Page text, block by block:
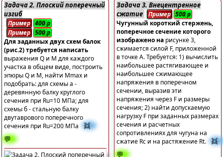
Задача 2. Плоский поперечный
изгиб
Пример 400р
Пример 500р
Для заданных двух схем балок
(рис.2) требуется написать
выражения Q и M для каждого
участка в общем виде, построить
эпюры Q и M, найти Mmax и
подобрать: для схемы а -
деревянную балку круглого
сечения при Ru=10 МПа; для
схемы б - стальную балку
двутаврового поперечного
сечения при Ru=200 МПа
👯
💬
Задача 3. Внецентренное
сжатие
Пример 500р
Чугунный короткий стержень,
поперечное сечение которого
изображено на рисунке 3,
сжимается силой F, приложенной
в точке А. Требуется: 1) вычислить
наибольшее растягивающее и
наибольшее сжимающее
напряжения в поперечном
сечении, выразив эти
напряжения через F и размеры
сечения; 2) найти допускаемую
нагрузку F при заданных размерах
сечения и расчетных
сопротивлениях для чугуна на
сжатие Rc и на растяжение Rt. 👯
💬